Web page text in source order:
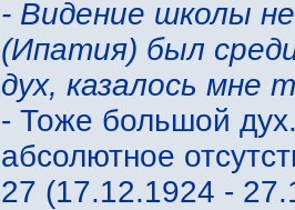
- Видение школы
(Ипатия) был
дух, казалось мне
- Тоже большой
абсолютное
27 (17.12.1924 -